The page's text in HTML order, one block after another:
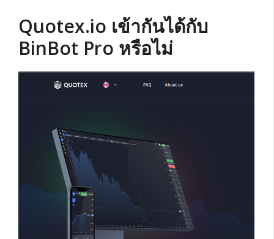
Quotex.io เข้ากันได้กับ
BinBot Pro หรือไม่